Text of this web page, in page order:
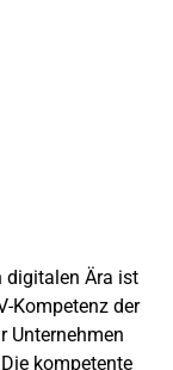
digitalen Ära ist
Kompetenz der
Unternehmen
kompetente